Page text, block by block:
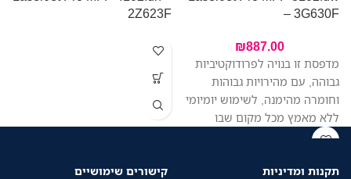
– 3G630F
₪887.00
מדפסת זו בנויה לפרודוקטיביות
גבוהה, עם מהירויות גבוהות
וחומרה מהימנה, לשימוש יומיומי
ללא מאמץ מכל מקום שבו
העבודה מתבצעת, כך שתוכלו
2Z623F
תקנות ומדיניות
קישורים שימושיים